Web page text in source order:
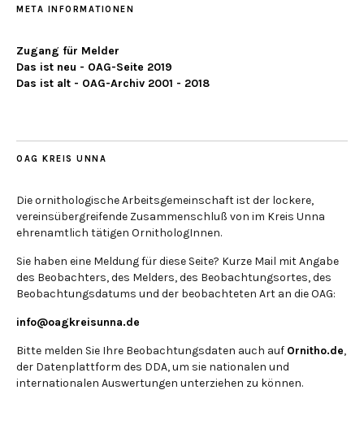
META INFORMATIONEN
Zugang für Melder
Das ist neu - OAG-Seite 2019
Das ist alt - OAG-Archiv 2001 - 2018
OAG KREIS UNNA
Die ornithologische Arbeitsgemeinschaft ist der lockere,
vereinsübergreifende Zusammenschluß von im Kreis Unna
ehrenamtlich tätigen OrnithologInnen.
Sie haben eine Meldung für diese Seite? Kurze Mail mit Angabe
des Beobachters, des Melders, des Beobachtungsortes, des
Beobachtungsdatums und der beobachteten Art an die OAG:
info@oagkreisunna.de
Bitte melden Sie Ihre Beobachtungsdaten auch auf Ornitho.de,
der Datenplattform des DDA, um sie nationalen und
internationalen Auswertungen unterziehen zu können.